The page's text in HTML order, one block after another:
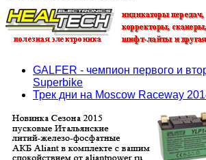
GALFER - чемпион первого и
Superbike
Трек дни на Moscow Raceway